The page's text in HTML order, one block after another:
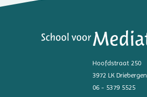
Hoofdstraat 250
3972 LK Driebergen
06 - 5379 5525